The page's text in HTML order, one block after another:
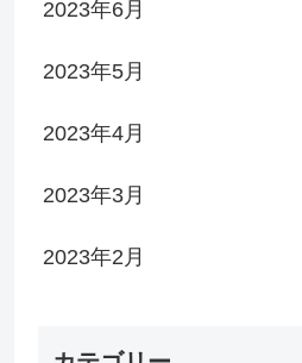
2023年6月
2023年5月
2023年4月
2023年3月
2023年2月